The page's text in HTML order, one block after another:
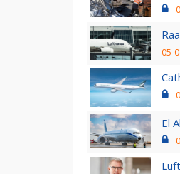
05-
El